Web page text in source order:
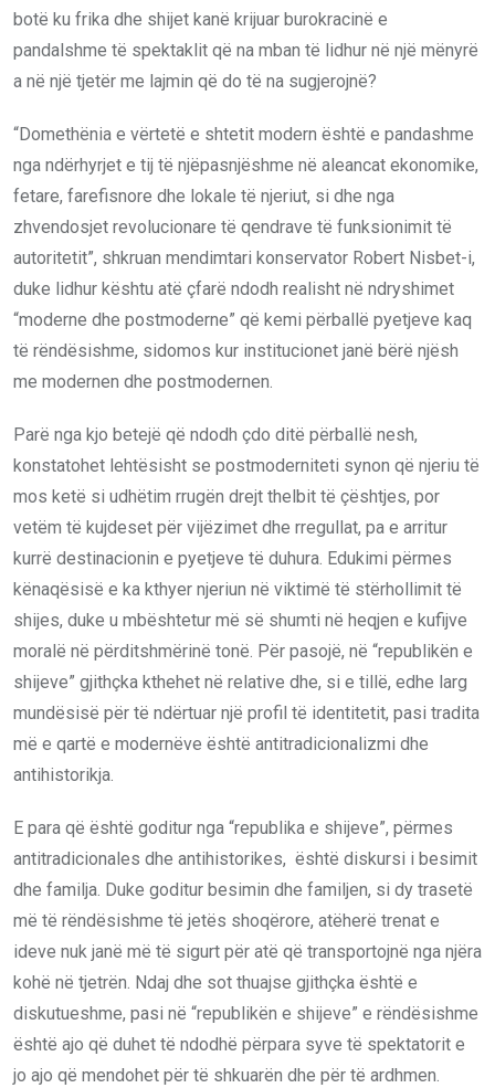
botë ku frika dhe shijet kanë krijuar burokracinë e
pandalshme të spektaklit që na mban të lidhur në një mënyrë
a në një tjetër me lajmin që do të na sugjerojnë?
“Domethënia e vërtetë e shtetit modern është e pandashme
nga ndërhyrjet e tij të njëpasnjëshme në aleancat ekonomike,
fetare, farefisnore dhe lokale të njeriut, si dhe nga
zhvendosjet revolucionare të qendrave të funksionimit të
autoritetit”, shkruan mendimtari konservator Robert Nisbet-i,
duke lidhur kështu atë çfarë ndodh realisht në ndryshimet
“moderne dhe postmoderne” që kemi përballë pyetjeve kaq
të rëndësishme, sidomos kur institucionet janë bërë njësh
me modernen dhe postmodernen.
Parë nga kjo betejë që ndodh çdo ditë përballë nesh,
konstatohet lehtësisht se postmoderniteti synon që njeriu të
mos ketë si udhëtim rrugën drejt thelbit të çështjes, por
vetëm të kujdeset për vijëzimet dhe rregullat, pa e arritur
kurrë destinacionin e pyetjeve të duhura. Edukimi përmes
kënaqësisë e ka kthyer njeriun në viktimë të stërhollimit të
shijes, duke u mbështetur më së shumti në heqjen e kufijve
moralë në përditshmërinë tonë. Për pasojë, në “republikën e
shijeve” gjithçka kthehet në relative dhe, si e tillë, edhe larg
mundësisë për të ndërtuar një profil të identitetit, pasi tradita
më e qartë e modernëve është antitradicionalizmi dhe
antihistorikja.
E para që është goditur nga “republika e shijeve”, përmes
antitradicionales dhe antihistorikes, është diskursi i besimit
dhe familja. Duke goditur besimin dhe familjen, si dy trasetë
më të rëndësishme të jetës shoqërore, atëherë trenat e
ideve nuk janë më të sigurt për atë që transportojnë nga njëra
kohë në tjetrën. Ndaj dhe sot thuajse gjithçka është e
diskutueshme, pasi në “republikën e shijeve” e rëndësishme
është ajo që duhet të ndodhë përpara syve të spektatorit e
jo ajo që mendohet për të shkuarën dhe për të ardhmen.